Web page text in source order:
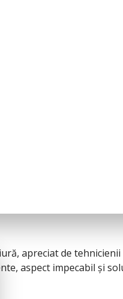
apreciat de
aspect impecabil și